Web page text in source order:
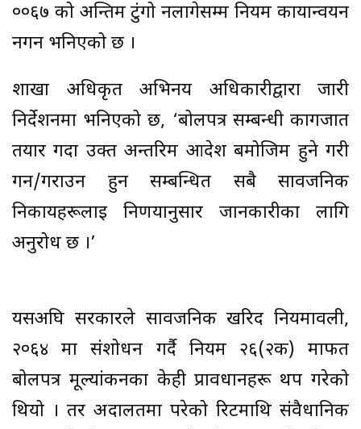
००६७ को अन्तिम टुंगो नलागेसम्म नियम कार्यान्वयन
नगर्न भनिएको छ ।
शाखा अधिकृत अभिनय अधिकारीद्वारा जारी
निर्देशनमा भनिएको छ, ‘बोलपत्र सम्बन्धी कागजात
तयार गर्दा उक्त अन्तरिम आदेश बमोजिम हुने गरी
गर्न/गराउन हुन सम्बन्धित सबै सार्वजनिक
निकायहरूलाई निर्णयानुसार जानकारीका लागि
अनुरोध छ ।’
यसअघि सरकारले सार्वजनिक खरिद नियमावली,
२०६४ मा संशोधन गर्दै नियम २६(२क) मार्फत
बोलपत्र मूल्यांकनका केही प्रावधानहरू थप गरेको
थियो । तर अदालतमा परेको रिटमाथि संवैधानिक